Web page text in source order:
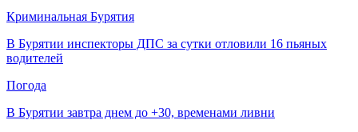
Криминальная Бурятия
В Бурятии инспекторы ДПС за сутки отловили 16 пьяных
водителей
Погода
В Бурятии завтра днем до +30, временами ливни